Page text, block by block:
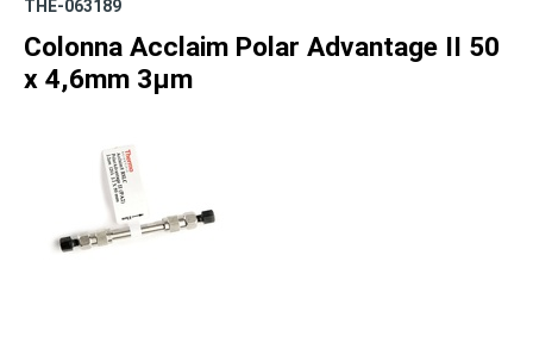
THE-063189
Colonna Acclaim Polar Advantage II 50
x 4,6mm 3µm